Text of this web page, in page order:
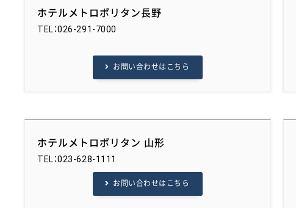
ホテルメトロポリタン長野
TEL：026-291-7000
お問い合わせはこちら
ホテルメトロポリタン 山形
TEL：023-628-1111
お問い合わせはこちら